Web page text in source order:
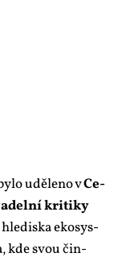
udě­le­no vCe­
kri­ti­ky
eko­sys­
kde svou čin­